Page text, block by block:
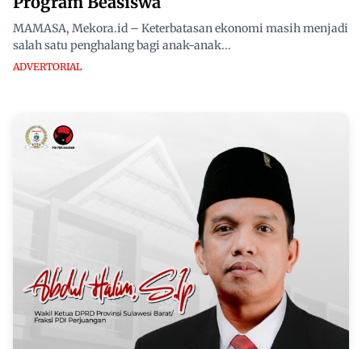
MAMASA, Mekora.id – Keterbatasan ekonomi masih menjadi
salah satu penghalang bagi anak-anak...
ADVERTORIAL